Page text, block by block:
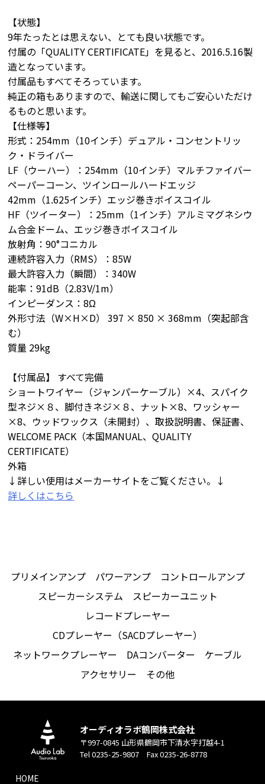
【状態】
9年たったとは思えない、とても良い状態です。
付属の「QUALITY CERTIFICATE」を見ると、2016.5.16製
造となっています。
付属品もすべてそろっています。
純正の箱もありますので、輸送に関してもご安心いただけ
るものと思います。
【仕様等】
形式：254mm（10インチ）デュアル・コンセントリッ
ク・ドライバー
LF（ウーハー）：254mm（10インチ）マルチファイバー
ペーパーコーン、ツインロールハードエッジ
42mm（1.625インチ）エッジ巻きボイスコイル
HF（ツイーター）：25mm（1インチ）アルミマグネシウ
ム合金ドーム、エッジ巻きボイスコイル
放射角：90°コニカル
連続許容入力（RMS）：85W
最大許容入力（瞬間）：340W
能率：91dB（2.83V/1m）
インピーダンス：8Ω
外形寸法（W×H×D） 397 × 850 × 368mm（突起部含
む）
質量 29kg
【付属品】 すべて完備
ショートワイヤー（ジャンパーケーブル）×4、スパイク
型ネジ×８、脚付きネジ×８、ナット×8、ワッシャー
×8、ウッドワックス（未開封）、取扱説明書、保証書、
WELCOME PACK（本国MANUAL、QUALITY
CERTIFICATE）
外箱
↓詳しい使用はメーカーサイトをご覧ください。↓
詳しくはこちら
プリメインアンプ パワーアンプ
コントロールアンプ
スピーカーシステム
スピーカーユニット
レコードプレーヤー
CDプレーヤー（SACDプレーヤー）
ネットワークプレーヤー
DAコンバーター
ケーブル
アクセサリー
その他
オーディオラボ鶴岡株式会社
〒997-0845 山形県鶴岡市下清水字打越4-1
Tel 0235-25-9807 Fax 0235-26-8778
HOME